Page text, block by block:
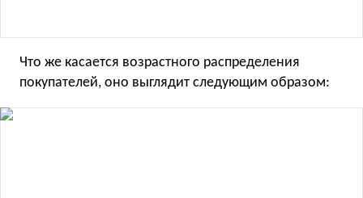
Что же касается возрастного распределения
покупателей, оно выглядит следующим образом: